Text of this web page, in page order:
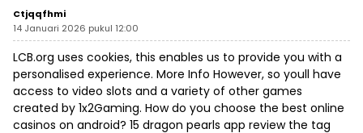
Ctjqqfhmi
14 Januari 2026 pukul 12:00
LCB.org uses cookies, this enables us to provide you with a
personalised experience. More Info However, so youll have
access to video slots and a variety of other games
created by 1x2Gaming. How do you choose the best online
casinos on android? 15 dragon pearls app review the tag